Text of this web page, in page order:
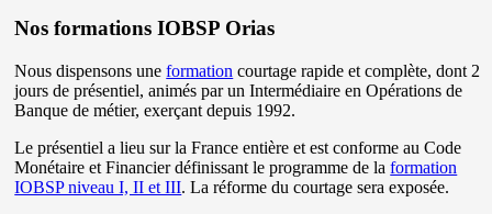
Nos formations IOBSP Orias
Nous dispensons uneformation courtage rapide et complète, dont 2
jours de présentiel, animés par un Intermédiaire en Opérations de
Banque de métier, exerçant depuis 1992.
Le présentiel a lieu sur la France entière et est conforme au Code
Monétaire et Financier définissant le programme de laformation
IOBSP niveau I, II et III. La réforme du courtage sera exposée.